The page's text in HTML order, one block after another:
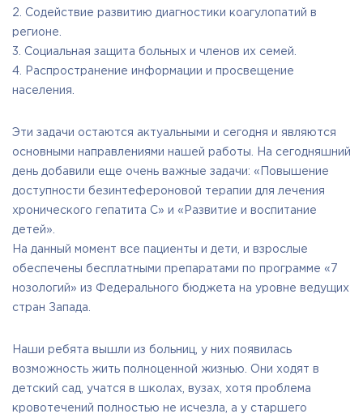
медиков, врачей и других специалистов;
Поддержка и содействие реализации программ и
мероприятий, направленных на укрепление престижа и
роли семьи в обществе и государстве, на защиту
материнства, детства и отцовства.
2. Содействие развитию диагностики коагулопатий в
регионе.
3. Социальная защита больных и членов их семей.
4. Распространение информации и просвещение
населения.
Эти задачи остаются актуальными и сегодня и являются
основными направлениями нашей работы. На сегодняшний
день добавили еще очень важные задачи: «Повышение
доступности безинтефероновой терапии для лечения
хронического гепатита С» и «Развитие и воспитание
детей».
На данный момент все пациенты и дети, и взрослые
обеспечены бесплатными препаратами по программе «7
нозологий» из Федерального бюджета на уровне ведущих
стран Запада.
Наши ребята вышли из больниц, у них появилась
возможность жить полноценной жизнью. Они ходят в
детский сад, учатся в школах, вузах, хотя проблема
кровотечений полностью не исчезла, а у старшего